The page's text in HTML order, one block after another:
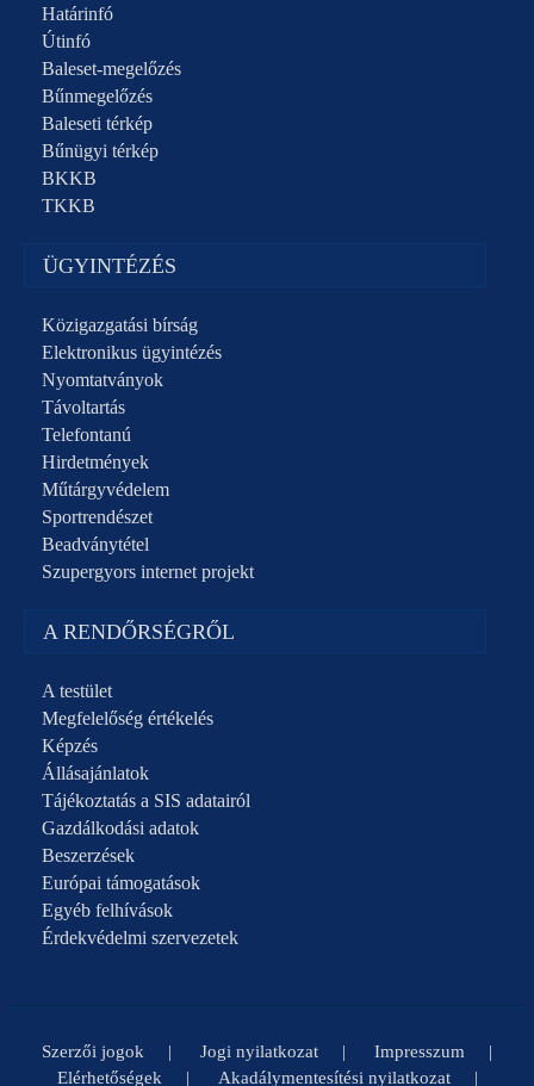
Határinfó
Útinfó
Baleset-megelőzés
Bűnmegelőzés
Baleseti térkép
Bűnügyi térkép
BKKB
TKKB
ÜGYINTÉZÉS
Közigazgatási bírság
Elektronikus ügyintézés
Nyomtatványok
Távoltartás
Telefontanú
Hirdetmények
Műtárgyvédelem
Sportrendészet
Beadványtétel
Szupergyors internet projekt
A RENDŐRSÉGRŐL
A testület
Megfelelőség értékelés
Képzés
Állásajánlatok
Tájékoztatás a SIS adatairól
Gazdálkodási adatok
Beszerzések
Európai támogatások
Egyéb felhívások
Érdekvédelmi szervezetek
Szerzői jogok Jogi nyilatkozat
Impresszum
Elérhetőségek
Akadálymentesítési nyilatkozat